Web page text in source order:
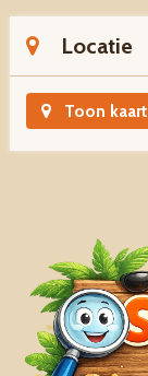
Locatie
Toon kaart